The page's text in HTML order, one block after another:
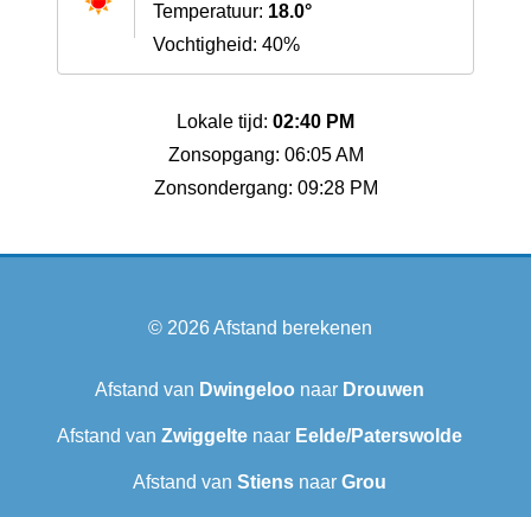
Temperatuur: 18.0°
Vochtigheid: 40%
Lokale tijd: 02:40 PM
Zonsopgang: 06:05 AM
Zonsondergang: 09:28 PM
© 2026Afstand berekenen
Afstand van Dwingeloo naar Drouwen
Afstand van Zwiggelte naar Eelde/Paterswolde
Afstand van Stiens naar Grou